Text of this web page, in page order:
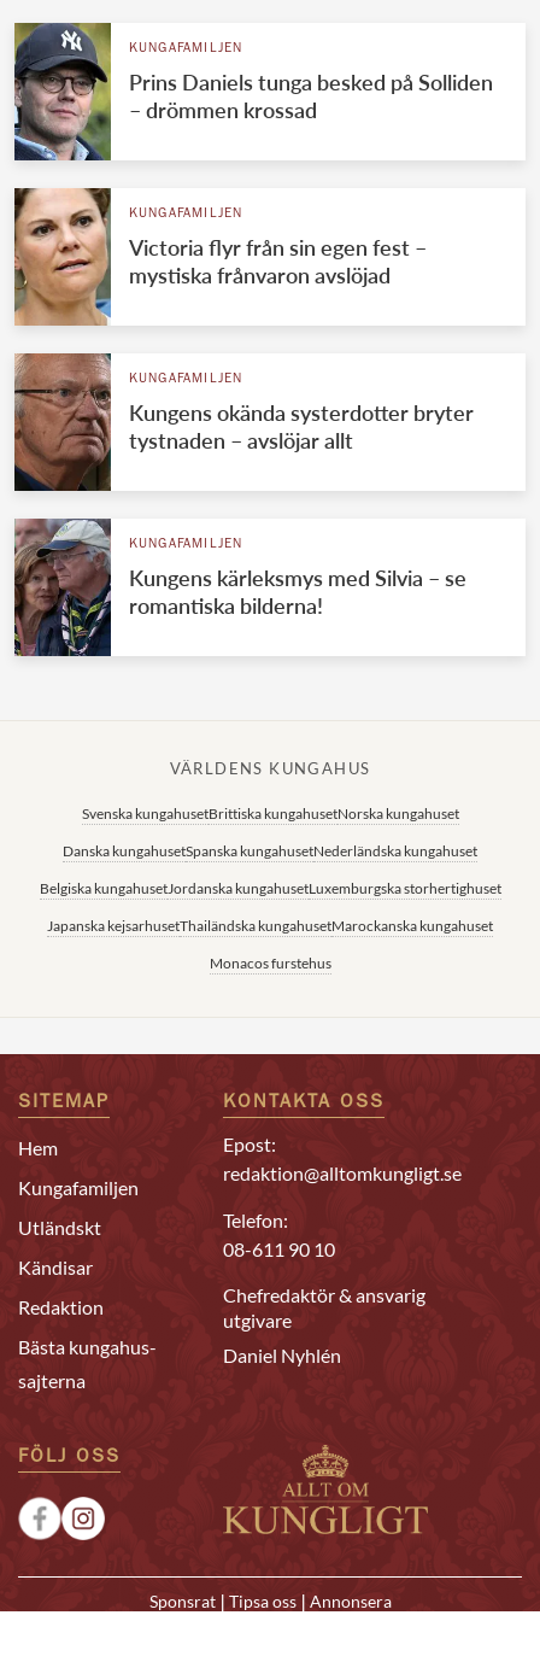
KUNGAFAMILJEN
Prins Daniels tunga besked på Solliden
– drömmen krossad
KUNGAFAMILJEN
Victoria flyr från sin egen fest –
mystiska frånvaron avslöjad
KUNGAFAMILJEN
Kungens okända systerdotter bryter
tystnaden – avslöjar allt
KUNGAFAMILJEN
Kungens kärleksmys med Silvia – se
romantiska bilderna!
VÄRLDENS KUNGAHUS
Svenska kungahusetBrittiska kungahusetNorska kungahuset
Danska kungahusetSpanska kungahusetNederländska kungahuset
Belgiska kungahusetJordanska kungahusetLuxemburgska storhertighuset
Japanska kejsarhusetThailändska kungahusetMarockanska kungahuset
Monacos furstehus
SITEMAP
Hem
Kungafamiljen
Utländskt
Kändisar
Redaktion
Bästa kungahus-
sajterna
KONTAKTA OSS
Epost:
redaktion@alltomkungligt.se
Telefon:
08-611 90 10
Chefredaktör & ansvarig
utgivare
Daniel Nyhlén
FÖLJ OSS
Sponsrat | Tipsa oss | Annonsera